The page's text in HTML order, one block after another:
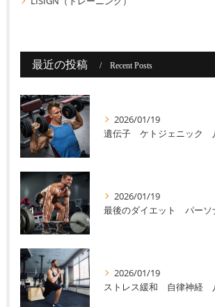
最近の投稿 Recent Posts
2026/01/19
遺伝子 ケトジェニック
2026/01/19
2026/01/19
ストレス緩和 自律神経